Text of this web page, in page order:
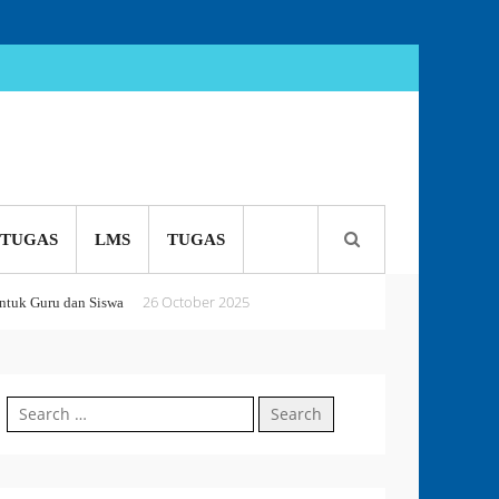
TUGAS LMS TUGAS
Guru dan Siswa 26 October 2025
18 September 2025
Search
for: